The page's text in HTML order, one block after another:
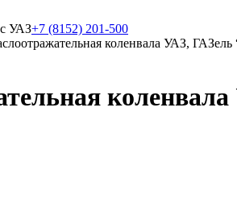
УАЗ+7 (8152) 201-500
коленвала УАЗ,